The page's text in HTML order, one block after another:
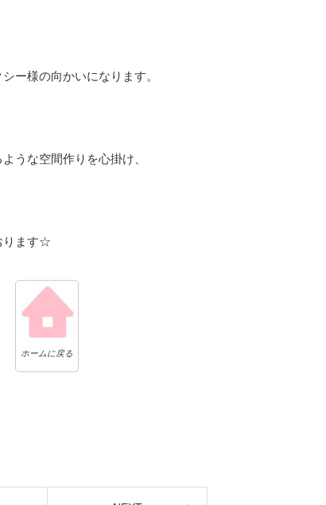
様の向かいになります。
うな空間作りを心掛け、
ります☆
ホームに戻る